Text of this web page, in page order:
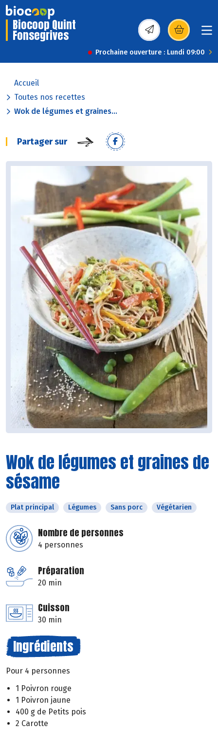
Biocoop Quint
Fonsegrives (s’ouvre dans une
Prochaine ouverture : Lundi 09:00
Accueil
Toutes nos recettes
Wok de légumes et graines...
Partager sur
Wok de légumes et graines de
sésame
Plat principal Légumes Sans porc Végétarien
Nombre de personnes
4 personnes
Préparation
20 min
Cuisson
30 min
Ingrédients
Pour 4 personnes
1 Poivron rouge
1 Poivron jaune
400 g de Petits pois
2 Carotte